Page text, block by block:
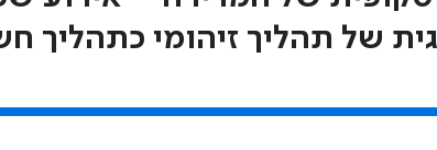
של תהליך זיהומי כתהליך